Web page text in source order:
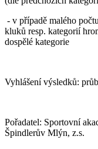
- v případě malého
kluků resp. kategorií
dospělé kategorie
Vyhlášení výsledků:
Pořadatel: Sportovní
Špindlerův Mlýn, z.s.